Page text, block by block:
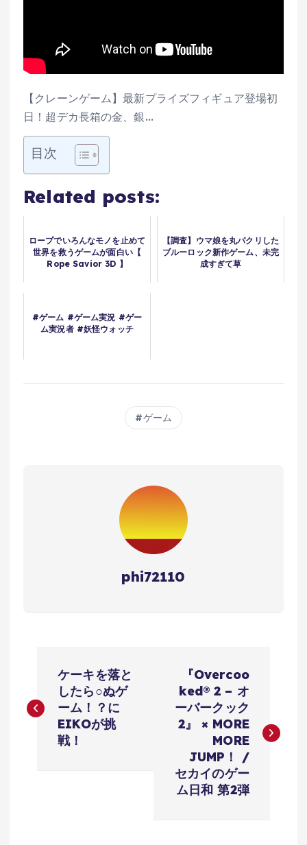
【クレーンゲーム】最新プライズフィギュア登場初
日！超デカ長箱の金、銀…
目次
Related posts:
ロープでいろんなモノを止めて
世界を救うゲームが面白い【
Rope Savior 3D 】
【調査】ウマ娘を丸パクリした
ブルーロック新作ゲーム、未完
成すぎて草
#ゲーム #ゲーム実況 #ゲー
ム実況者 #妖怪ウォッチ
ゲーム
phi72110
稿
ケーキを落と
したら○ぬゲ
ーム！？に
EIKOが挑
戦！
『Overcoo
ked® 2 – オ
ーバークック
2』 × MORE
MORE
JUMP！ /
セカイのゲー
ム日和 第2弾